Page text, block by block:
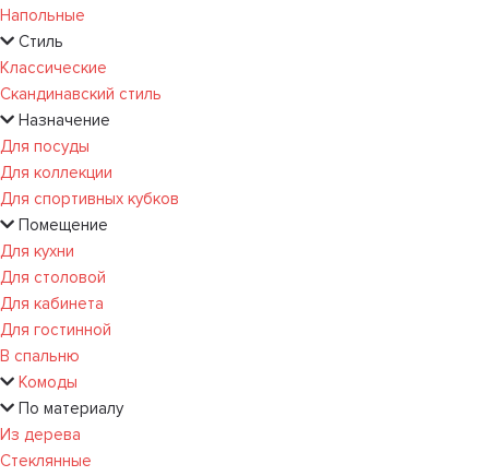
Напольные
Стиль
Классические
Скандинавский стиль
Назначение
Для посуды
Для коллекции
Для спортивных кубков
Помещение
Для кухни
Для столовой
Для кабинета
Для гостинной
В спальню
Комоды
По материалу
Из дерева
Стеклянные